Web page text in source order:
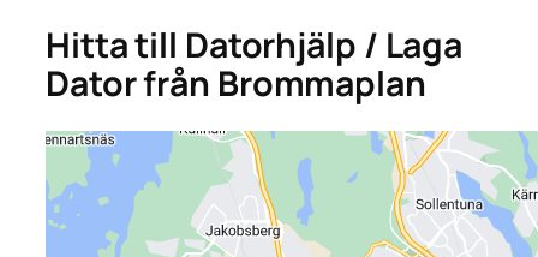
Hitta till Datorhjälp / Laga
Dator från Brommaplan